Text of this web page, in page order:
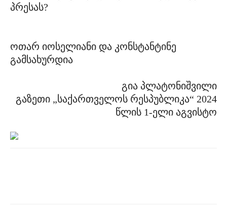
პრესას?
ოთარ იოსელიანი და კონსტანტინე
გამსახურდია
გია პლატონიშვილი
გაზეთი „საქართველოს რესპუბლიკა“ 2024
წლის 1-ელი აგვისტო